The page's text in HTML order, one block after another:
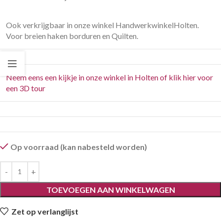
Ook verkrijgbaar in onze winkel HandwerkwinkelHolten.
Voor breien haken borduren en Quilten.
Neem eens een kijkje in onze winkel in Holten of klik hier voor
een 3D tour
Op voorraad (kan nabesteld worden)
TOEVOEGEN AAN WINKELWAGEN
Zet op verlanglijst